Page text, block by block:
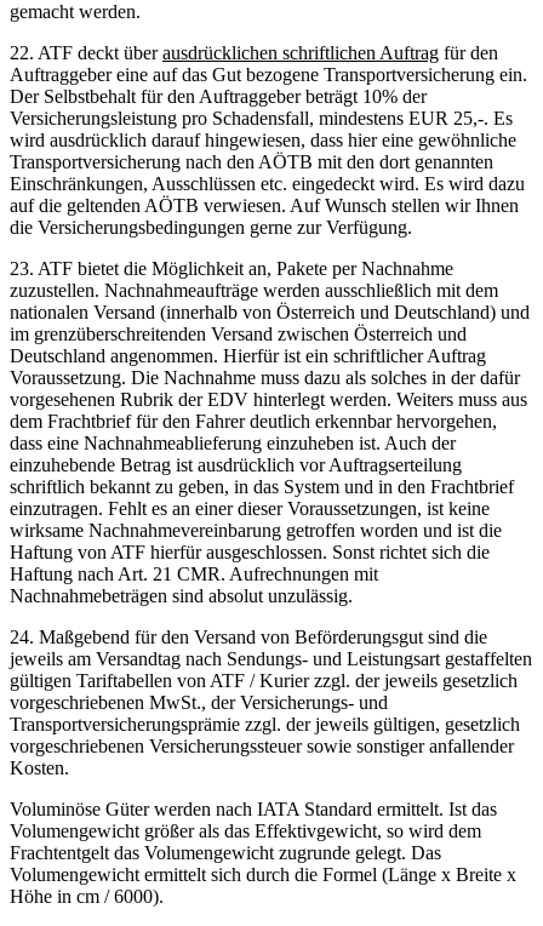
gemacht werden.
22. ATF deckt überausdrücklichen schriftlichen Auftrag für den
Auftraggeber eine auf das Gut bezogene Transportversicherung ein.
Der Selbstbehalt für den Auftraggeber beträgt 10% der
Versicherungsleistung pro Schadensfall, mindestens EUR 25,-. Es
wird ausdrücklich darauf hingewiesen, dass hier eine gewöhnliche
Transportversicherung nach den AÖTB mit den dort genannten
Einschränkungen, Ausschlüssen etc. eingedeckt wird. Es wird dazu
auf die geltenden AÖTB verwiesen. Auf Wunsch stellen wir Ihnen
die Versicherungsbedingungen gerne zur Verfügung.
23. ATF bietet die Möglichkeit an, Pakete per Nachnahme
zuzustellen. Nachnahmeaufträge werden ausschließlich mit dem
nationalen Versand (innerhalb von Österreich und Deutschland) und
im grenzüberschreitenden Versand zwischen Österreich und
Deutschland angenommen. Hierfür ist ein schriftlicher Auftrag
Voraussetzung. Die Nachnahme muss dazu als solches in der dafür
vorgesehenen Rubrik der EDV hinterlegt werden. Weiters muss aus
dem Frachtbrief für den Fahrer deutlich erkennbar hervorgehen,
dass eine Nachnahmeablieferung einzuheben ist. Auch der
einzuhebende Betrag ist ausdrücklich vor Auftragserteilung
schriftlich bekannt zu geben, in das System und in den Frachtbrief
einzutragen. Fehlt es an einer dieser Voraussetzungen, ist keine
wirksame Nachnahmevereinbarung getroffen worden und ist die
Haftung von ATF hierfür ausgeschlossen. Sonst richtet sich die
Haftung nach Art. 21 CMR. Aufrechnungen mit
Nachnahmebeträgen sind absolut unzulässig.
24. Maßgebend für den Versand von Beförderungsgut sind die
jeweils am Versandtag nach Sendungs- und Leistungsart gestaffelten
gültigen Tariftabellen von ATF / Kurier zzgl. der jeweils gesetzlich
vorgeschriebenen MwSt., der Versicherungs- und
Transportversicherungsprämie zzgl. der jeweils gültigen, gesetzlich
vorgeschriebenen Versicherungssteuer sowie sonstiger anfallender
Kosten.
Voluminöse Güter werden nach IATA Standard ermittelt. Ist das
Volumengewicht größer als das Effektivgewicht, so wird dem
Frachtentgelt das Volumengewicht zugrunde gelegt. Das
Volumengewicht ermittelt sich durch die Formel (Länge x Breite x
Höhe in cm / 6000).